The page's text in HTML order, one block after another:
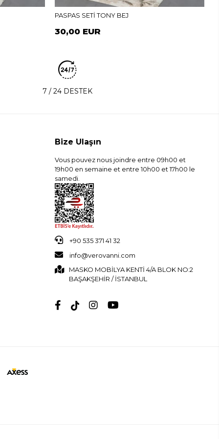
PASPAS SETİ TONY BEJ
30,00 EUR
7 / 24 DESTEK
Bize Ulaşın
Vous pouvez nous joindre entre 09h00 et
19h00 en semaine et entre 10h00 et 17h00 le
samedi.
+90 535 371 41 32
info@verovanni.com
MASKO MOBİLYA KENTİ 4/A BLOK NO:2
BAŞAKŞEHİR / İSTANBUL